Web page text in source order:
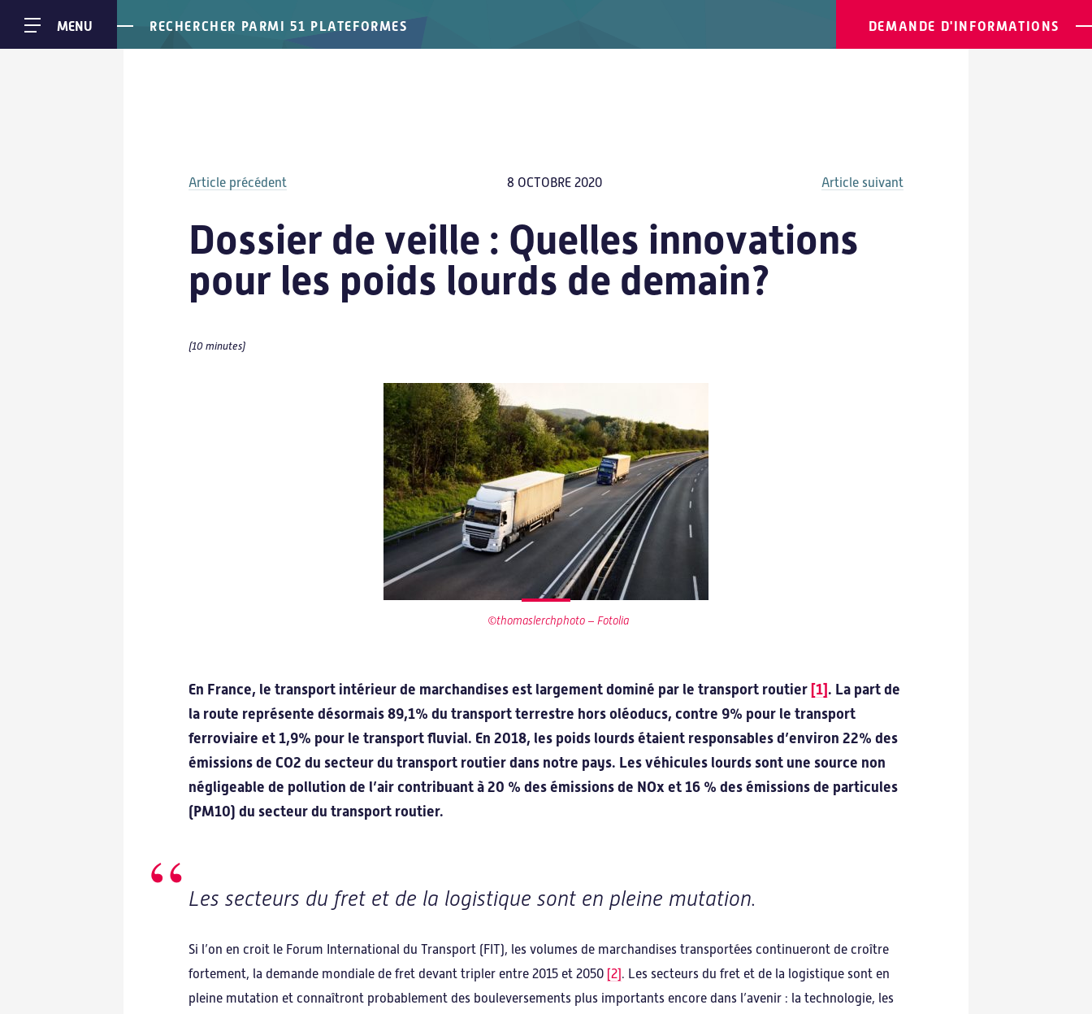
MENU RECHERCHER PARMI 51 PLATEFORMES DEMANDE D'INFORMATIONS
Défis d’innovation
Motorisation
Matériaux
Notre offre
Une offre sur-mesure
Programme Improve
Programme Realize
Programme Explore
Article précédent 8 OCTOBRE 2020 Article suivant
Dossier de veille : Quelles innovations
pour les poids lourds de demain?
(10 minutes)
©thomaslerchphoto – Fotolia
En France, le transport intérieur de marchandises est largement dominé par le transport routier [1]. La part de
la route représente désormais 89,1% du transport terrestre hors oléoducs, contre 9% pour le transport
ferroviaire et 1,9% pour le transport fluvial. En 2018, les poids lourds étaient responsables d’environ 22% des
émissions de CO2 du secteur du transport routier dans notre pays. Les véhicules lourds sont une source non
négligeable de pollution de l’air contribuant à 20 % des émissions de NOx et 16 % des émissions de particules
(PM10) du secteur du transport routier.
Les secteurs du fret et de la logistique sont en pleine mutation.
Si l’on en croit le Forum International du Transport (FIT), les volumes de marchandises transportées continueront de croître
fortement, la demande mondiale de fret devant tripler entre 2015 et 2050 [2]. Les secteurs du fret et de la logistique sont en
pleine mutation et connaîtront probablement des bouleversements plus importants encore dans l’avenir : la technologie, les